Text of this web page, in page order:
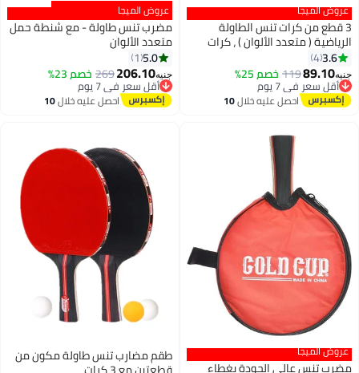
عروض الميجا
3 قطع من كرات تنس الطاولة
الرياضية ( متعدد الألوان ) ، كرات
عالية المرونة لتنس الطاولة في
الهواء الطلق، كرات تنس الطاولة
المتينة
3.6
4
جنيه89.10
119 خصم 25% أقل سعر في 7 يوم
توصيل مجاني
أقل سعر في 7 يوماحصل عليه خلال10
عروض الميجا
مضرب تنس طاولة - مع شنطة حمل
متعدد الألوان
5.0
1
جنيه206.10
269 خصم 23% أقل سعر في 7 يوم
توصيل مجاني
أقل سعر في 7 يوماحصل عليه خلال10
عروض الميجا
مضرب تنس عالي الجودة بغطاء
طقم مضارب تنس طاولة مكون من